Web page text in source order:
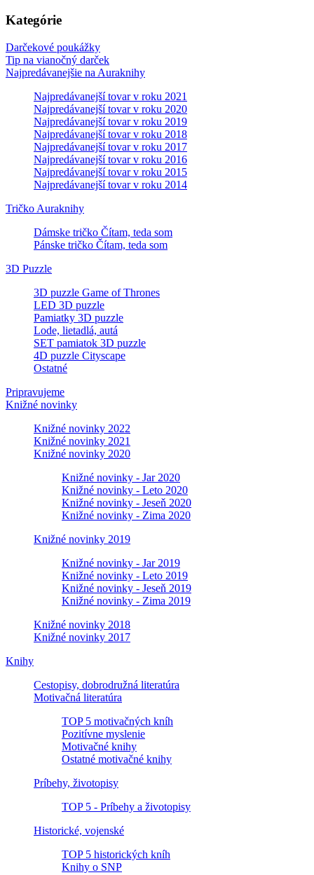
Kategórie
Darčekové poukážky
Tip na vianočný darček
Najpredávanejšie na Auraknihy
Najpredávanejší tovar v roku 2021
Najpredávanejší tovar v roku 2020
Najpredávanejší tovar v roku 2019
Najpredávanejší tovar v roku 2018
Najpredávanejší tovar v roku 2017
Najpredávanejší tovar v roku 2016
Najpredávanejší tovar v roku 2015
Najpredávanejší tovar v roku 2014
Tričko Auraknihy
Dámske tričko Čítam, teda som
Pánske tričko Čítam, teda som
3D Puzzle
3D puzzle Game of Thrones
LED 3D puzzle
Pamiatky 3D puzzle
Lode, lietadlá, autá
SET pamiatok 3D puzzle
4D puzzle Cityscape
Ostatné
Pripravujeme
Knižné novinky
Knižné novinky 2022
Knižné novinky 2021
Knižné novinky 2020
Knižné novinky - Jar 2020
Knižné novinky - Leto 2020
Knižné novinky - Jeseň 2020
Knižné novinky - Zima 2020
Knižné novinky 2019
Knižné novinky - Jar 2019
Knižné novinky - Leto 2019
Knižné novinky - Jeseň 2019
Knižné novinky - Zima 2019
Knižné novinky 2018
Knižné novinky 2017
Knihy
Cestopisy, dobrodružná literatúra
Motivačná literatúra
TOP 5 motivačných kníh
Pozitívne myslenie
Motivačné knihy
Ostatné motivačné knihy
Príbehy, životopisy
TOP 5 - Príbehy a životopisy
Historické, vojenské
TOP 5 historických kníh
Knihy o SNP